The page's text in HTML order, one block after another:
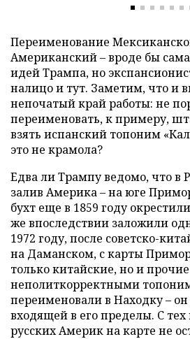
Переименование
Американский – вроде бы
идей Трампа, но
налицо и тут. Заметим, что и
непочатый край работы: не
переименовать, к примеру,
взять испанский топоним
это не крамола?
Едва ли Трампу ведомо, что в
залив Америка – на юге
бухт еще в 1859 году
же впоследствии заложили
1972 году, после советско-
на Даманском, с карты
только китайские, но и
неполиткорректными
переименовали в Находку – он
входящей в его пределы. С
русских Америк на карте не